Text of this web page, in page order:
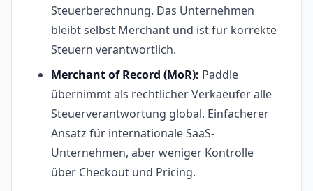
Steuerberechnung. Das Unternehmen
bleibt selbst Merchant und ist für korrekte
Steuern verantwortlich.
Merchant of Record (MoR): Paddle
übernimmt als rechtlicher Verkaeufer alle
Steuerverantwortung global. Einfacherer
Ansatz für internationale SaaS-
Unternehmen, aber weniger Kontrolle
über Checkout und Pricing.